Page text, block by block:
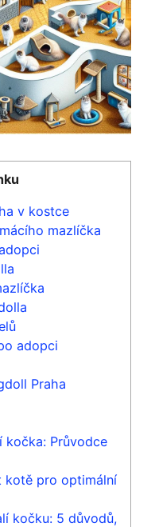
v kostce
mazlíčka
adopci
Praha
kočka: Průvodce
kotě pro optimální
kočku: 5 důvodů,